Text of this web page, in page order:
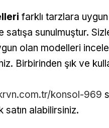
farklı tarzlara
satışa sunulmuştur.
olan modelleri
Birbirinden şık ve
konsol-969
alabilirsiniz.